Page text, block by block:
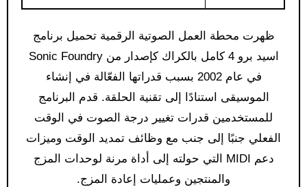
ظهرت محطة العمل الصوتية الرقمية تحميل برنامج
اسيد برو 4 كامل بالكراك كإصدار من Sonic Foundry
في عام 2002 بسبب قدراتها الفعّالة في إنشاء
الموسيقى استنادًا إلى تقنية الحلقة. قدم البرنامج
للمستخدمين قدرات تغيير درجة الصوت في الوقت
الفعلي جنبًا إلى جنب مع وظائف تمديد الوقت وميزات
دعم MIDI التي حولته إلى أداة مرنة لوحدات المزج
والمنتجين وعمليات إعادة المزج.